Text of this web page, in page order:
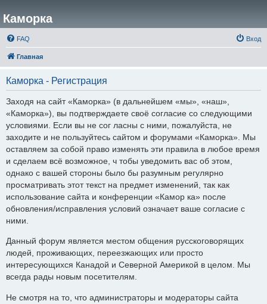
Каморка
FAQ Вход
Главная
Каморка - Регистрация
Заходя на сайт «Каморка» (в дальнейшем «мы», «наш»,
«Каморка»), вы подтверждаете своё согласие со следующими
условиями. Если вы не сог ласны с ними, пожалуйста, не
заходите и не пользуйтесь сайтом и форумами «Каморка». Мы
оставляем за собой право изменять эти правила в любое время
и сделаем всё возможное, ч тобы уведомить вас об этом,
однако с вашей стороны было бы разумным регулярно
просматривать этот текст на предмет изменений, так как
использование сайта и конференции «Камор ка» после
обновления/исправления условий означает ваше согласие с
ними.
Данный форум является местом общения русскоговорящих
людей, проживающих, переезжающих или просто
интересующихся Канадой и Северной Америкой в целом. Мы
всегда рады новым посетителям.
Не смотря на то, что администраторы и модераторы сайта